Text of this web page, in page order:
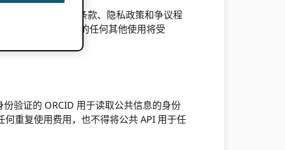
不同意这些服务条款、隐私政策和争议程
的网站和注册表的任何其他使用将受
验证的 ORCID 用于读取公共信息的身份
何重复使用费用，也不得将公共 API 用于任